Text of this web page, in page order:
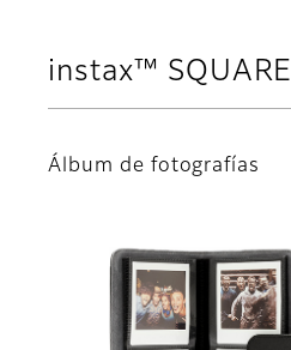
instax™ SQUARE
Álbum de fotografías